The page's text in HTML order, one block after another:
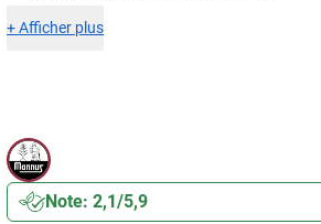
+Afficher plus
Note: 2,1/5,9